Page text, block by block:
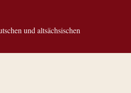
und altsächsischen